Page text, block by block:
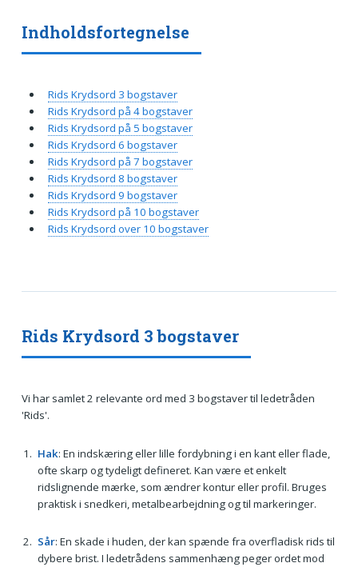
Rids Krydsord 3 bogstaver
Vi har samlet 2 relevante ord med 3 bogstaver til ledetråden
'Rids'.
Hak: En indskæring eller lille fordybning i en kant eller flade,
ofte skarp og tydeligt defineret. Kan være et enkelt
ridslignende mærke, som ændrer kontur eller profil. Bruges
praktisk i snedkeri, metalbearbejdning og til markeringer.
Sår: En skade i huden, der kan spænde fra overfladisk rids til
dybere brist. I ledetrådens sammenhæng peger ordet mod
Indholdsfortegnelse
Rids Krydsord 3 bogstaver
Rids Krydsord på 4 bogstaver
Rids Krydsord på 5 bogstaver
Rids Krydsord 6 bogstaver
Rids Krydsord på 7 bogstaver
Rids Krydsord 8 bogstaver
Rids Krydsord 9 bogstaver
Rids Krydsord på 10 bogstaver
Rids Krydsord over 10 bogstaver